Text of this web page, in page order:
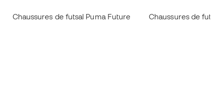
Chaussures de futsal Puma Future Chaussures de